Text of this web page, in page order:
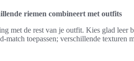
riemen combineert met outfits
met de rest van je outfit. Kies glad leer
match toepassen; verschillende texturen